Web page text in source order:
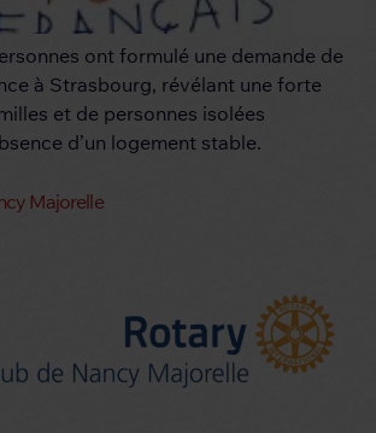
ont formulé une demande de
à Strasbourg, révélant une forte
et de personnes isolées
d’un logement stable.
Majorelle